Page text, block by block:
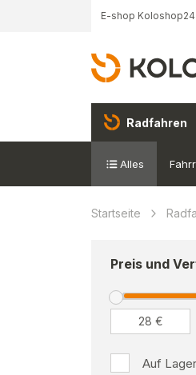
E-shop Koloshop24
Radfahren
Alles
Startseite
Preis und
Auf Lager